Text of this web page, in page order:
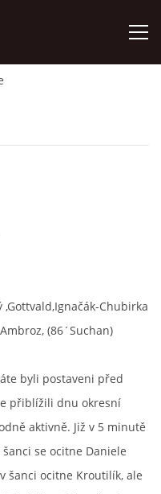
,Gottvald,Ignačák-Chubirka
(86´Suchan)
byli postaveni před
přiblížili dnu okresní
aktivně. Již v 5 minutě
se ocitne Daniele
šanci ocitne Kroutilík, ale